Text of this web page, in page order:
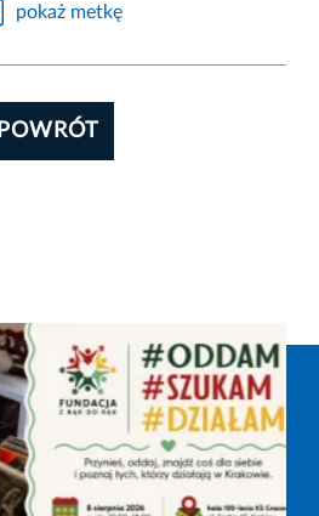
pokaż metkę
POWRÓT